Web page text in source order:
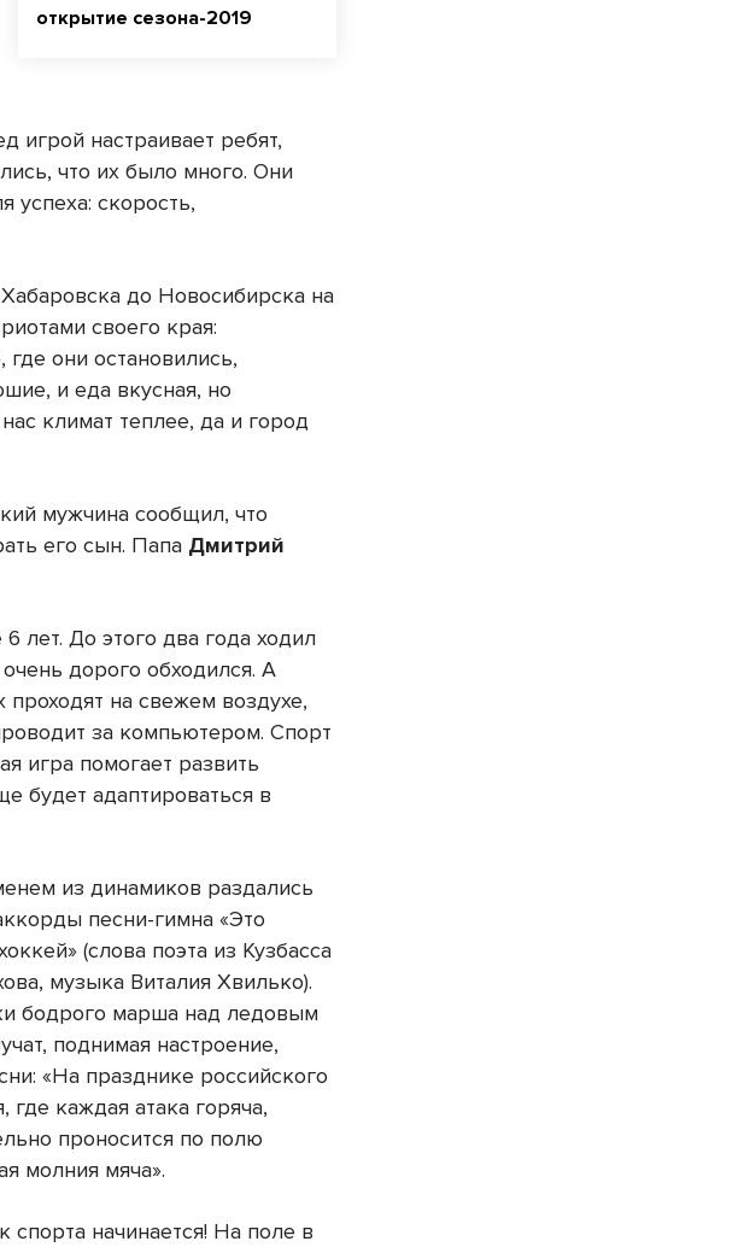
открытие сезона-2019
игрой настраивает ребят,
что их было много. Они
успеха: скорость,
до Новосибирска на
своего края:
где они остановились,
и еда вкусная, но
климат теплее, да и город
мужчина сообщил, что
его сын. Папа Дмитрий
лет. До этого два года ходил
дорого обходился. А
на свежем воздухе,
за компьютером. Спорт
игра помогает развить
будет адаптироваться в
из динамиков раздались
песни-гимна «Это
(слова поэта из Кузбасса
музыка Виталия Хвилько).
бодрого марша над ледовым
поднимая настроение,
«На празднике российского
где каждая атака горяча,
проносится по полю
молния мяча».
спорта начинается! На поле в